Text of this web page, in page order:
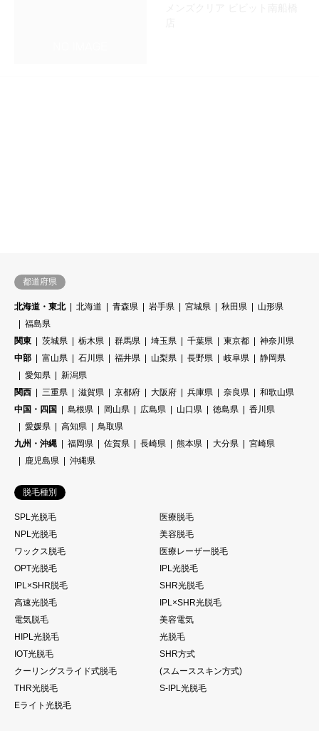
都道府県
北海道・東北 北海道 青森県 岩手県 宮城県 秋田県
山形県
福島県
関東
茨城県 栃木県 群馬県 埼玉県 千葉県 東京都
神奈川県
中部
富山県 石川県 福井県 山梨県 長野県 岐阜県
静岡県
愛知県
新潟県
関西
三重県 滋賀県 京都府 大阪府 兵庫県 奈良県
和歌山県
中国・四国
島根県 岡山県 広島県 山口県 徳島県
香川県
愛媛県
高知県
鳥取県
九州・沖縄
福岡県 佐賀県 長崎県 熊本県 大分県
宮崎県
鹿児島県
沖縄県
脱毛種別
SPL光脱毛
医療脱毛
NPL光脱毛
美容脱毛
ワックス脱毛
医療レーザー脱毛
OPT光脱毛
IPL光脱毛
IPL×SHR脱毛
SHR光脱毛
高速光脱毛
IPL×SHR光脱毛
電気脱毛
美容電気
HIPL光脱毛
光脱毛
IOT光脱毛
SHR方式
クーリングスライド式脱毛
(スムーススキン方式)
THR光脱毛
S-IPL光脱毛
Eライト光脱毛